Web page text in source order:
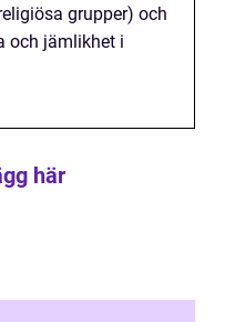
grupper) och
och jämlikhet i
här